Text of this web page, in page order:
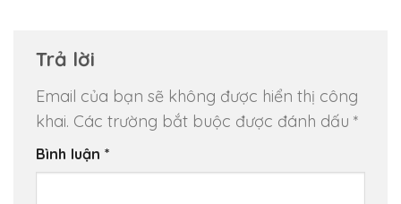
Trả lời
Email của bạn sẽ không được hiển thị công
khai. Các trường bắt buộc được đánh dấu *
Bình luận *